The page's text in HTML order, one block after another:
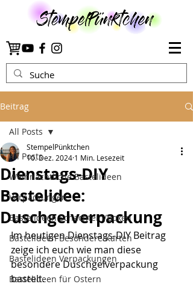
Beitrag
All Posts
Weihnachtliche Bastelideen
Verpackungen
Bastelideen Schachteln/Boxen
Bastelideen Besondere Karten
Bastelideen Verpackungen
Bastelideen für Ostern
All Posts
Dienstags-DIY
Bastelidee:
Duschgelverpackung
StempelPünktchen
10. Dez. 2024 1 Min. Lesezeit
Im heutigen Dienstags-DIY Beitrag
zeige ich euch wie man diese
besondere Duschgelverpackung
bastelt.